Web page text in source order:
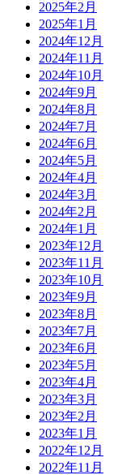
2025年2月
2025年1月
2024年12月
2024年11月
2024年10月
2024年9月
2024年8月
2024年7月
2024年6月
2024年5月
2024年4月
2024年3月
2024年2月
2024年1月
2023年12月
2023年11月
2023年10月
2023年9月
2023年8月
2023年7月
2023年6月
2023年5月
2023年4月
2023年3月
2023年2月
2023年1月
2022年12月
2022年11月